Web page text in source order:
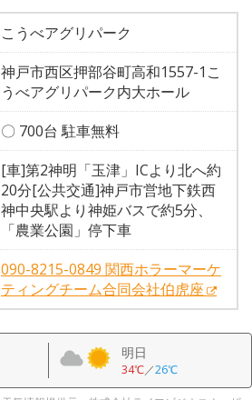
こうべアグリパーク
神戸市西区押部谷町高和1557-1こ
うべアグリパーク内大ホール
〇 700台 駐車無料
[車]第2神明「玉津」ICより北へ約
20分[公共交通]神戸市営地下鉄西
神中央駅より神姫バスで約5分、
「農業公園」停下車
090-8215-0849 関西ホラーマーケ
ティングチーム合同会社伯虎座
明日
34℃／26℃